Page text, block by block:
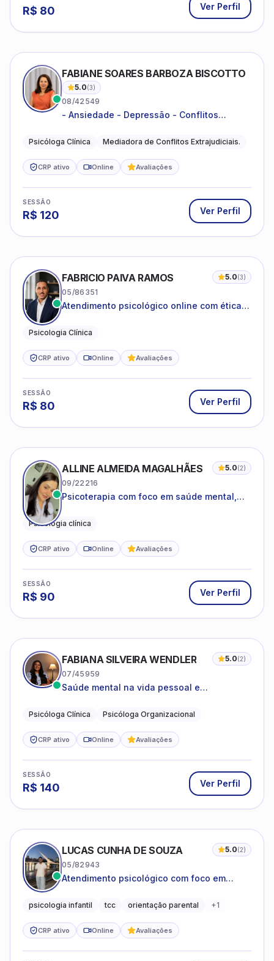
R$ 80 Ver Perfil
FABIANE SOARES BARBOZA BISCOTTO
5.0(3)
08/42549
- Ansiedade - Depressão - Conflitos
relacionamentos - Autoestima -
Psicóloga Clínica Mediadora de Conflitos Extrajudiciais.
CRP ativo Online Avaliações
SESSÃO
R$ 120 Ver Perfil
FABRICIO PAIVA RAMOS 5.0(3)
05/86351
Atendimento psicológico online com ética,
Psicologia Clínica
CRP ativo Online Avaliações
SESSÃO
R$ 80 Ver Perfil
ALLINE ALMEIDA MAGALHÃES 5.0(2)
09/22216
Psicoterapia com foco em saúde mental,
adolescentes e adultos.
Psicologia clínica
CRP ativo Online Avaliações
SESSÃO
R$ 90 Ver Perfil
FABIANA SILVEIRA WENDLER 5.0(2)
07/45959
Saúde mental na vida pessoal e
Psicóloga Clínica Psicóloga Organizacional
CRP ativo Online Avaliações
SESSÃO
R$ 140 Ver Perfil
LUCAS CUNHA DE SOUZA 5.0(2)
05/82943
Atendimento psicológico com foco em
promovendo equilíbrio emocional e
psicologia infantil tcc orientação parental +1
CRP ativo Online Avaliações